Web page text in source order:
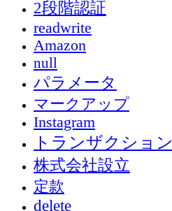
2段階認証
readwrite
Amazon
null
パラメータ
マークアップ
Instagram
トランザクション
株式会社設立
定款
delete